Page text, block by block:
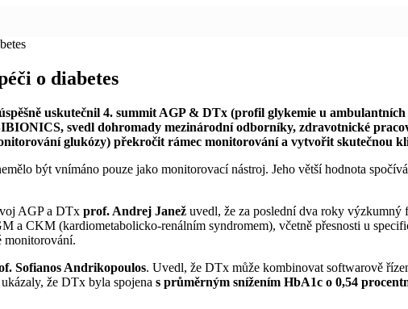
o diabetes
uskutečnil 4. summit AGP & DTx (profil glykemie u
svedl dohromady mezinárodní odborníky, zdravotnické
glukózy) překročit rámec monitorování a vytvořit skutečnou
být vnímáno pouze jako monitorovací nástroj. Jeho větší hodnota
AGP a DTx prof. Andrej Janež uvedl, že za poslední dva roky výzkumný
a CKM (kardiometabolicko-renálním syndromem), včetně přesnosti u
monitorování.
Sofianos Andrikopoulos. Uvedl, že DTx může kombinovat softwarově
že DTx byla spojena s průměrným snížením HbA1c o 0,54